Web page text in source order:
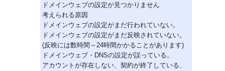
ドメインウェブの設定が見つかりません
考えられる原因
ドメインウェブの設定がまだ行われていない。
ドメインウェブの設定がまだ反映されていない。
(反映には数時間～24時間かかることがあります)
ドメインウェブ・DNSの設定が誤っている。
アカウントが存在しない、契約が終了している、